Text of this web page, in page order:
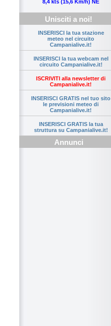
8,4 kts (15,6 Km/h) NE
Unisciti a noi!
INSERISCI la tua stazione
meteo nel circuito
Campanialive.it!
INSERISCI la tua webcam nel
circuito Campanialive.it!
ISCRIVITI alla newsletter di
Campanialive.it!
INSERISCI GRATIS nel tuo sito
le previsioni meteo di
Campanialive.it!
INSERISCI GRATIS la tua
struttura su Campanialive.it!
Annunci